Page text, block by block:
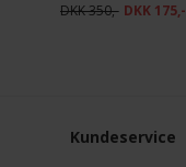
DKK 350,- DKK 175,-
Kundeservice